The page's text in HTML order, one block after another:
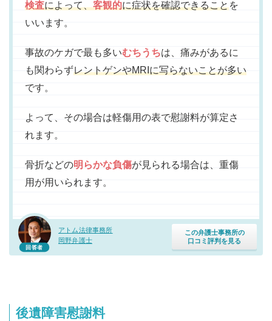
回答者
アトム法律事務所
岡野弁護士
この弁護士事務所の
口コミ評判を見る
検査によって、客観的に症状を確認できることを
いいます。
事故のケガで最も多いむちうちは、痛みがあるに
も関わらずレントゲンやMRIに写らないことが多い
です。
よって、その場合は軽傷用の表で慰謝料が算定さ
れます。
骨折などの明らかな負傷が見られる場合は、重傷
用が用いられます。
後遺障害慰謝料